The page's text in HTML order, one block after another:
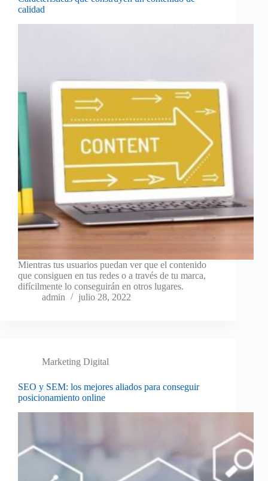
calidad
Mientras tus usuarios puedan ver que el contenido
que consiguen en tus redes o a través de tu marca,
difícilmente lo conseguirán en otros lugares.
admin
julio 28, 2022
Marketing Digital
SEO y SEM: los mejores aliados para conseguir
posicionamiento online